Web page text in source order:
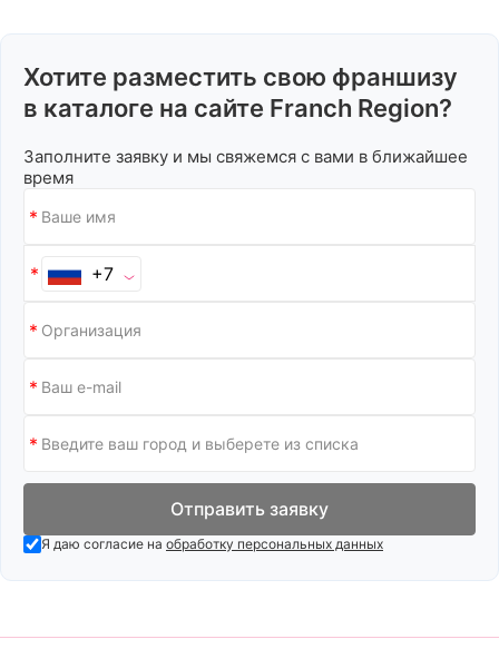
Хотите разместить свою франшизу
в каталоге на сайте Franch Region?
Заполните заявку и мы свяжемся с вами в ближайшее
время
+7
Отправить заявку
Я даю согласие на обработку персональных данных